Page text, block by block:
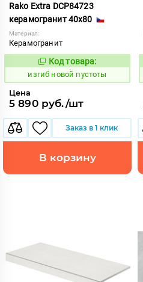
Rako Extra DCP84723
керамогранит 40x80
Материал:
Керамогранит
570699
Код товара:
изгиб новой пустоты
Цена
5 890 руб./шт
Заказ в 1 клик
В корзину